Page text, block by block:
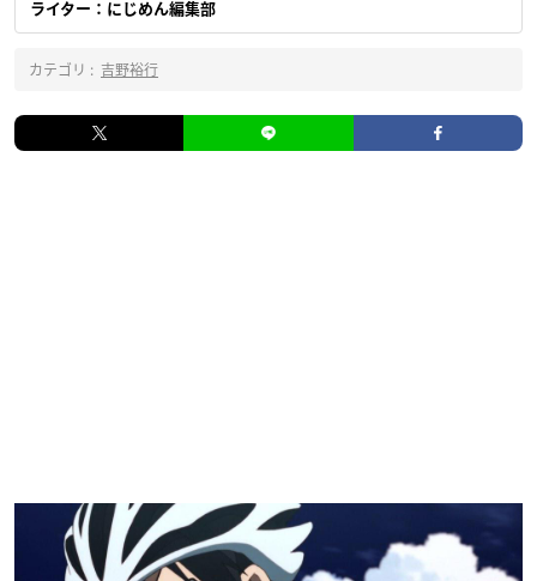
ライター：にじめん編集部
カテゴリ : 吉野裕行